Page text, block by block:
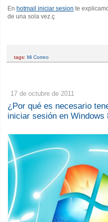
En hotmail iniciar sesion te
de una sola vez.ç
tags: Mi Correo
17 de octubre de 2011
¿Por qué es necesario
iniciar sesión en Windows